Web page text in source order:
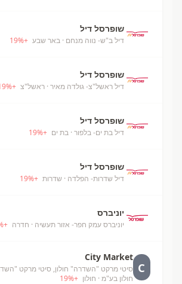
שופרסל דיל
דיל ב"ש- נווה מנחם · באר שבע +
19%
שופרסל דיל
דיל ראשל"צ- גולדה מאיר · ראשל"צ +
%
שופרסל דיל
דיל בת ים- בלפור · בת ים +
19%
שופרסל דיל
דיל שדרות- הפלדה · שדרות +
19%
יוניברס
יוניברס עמק חפר- אזור תעשיה · חדרה +
C
City Market
סיטי מרקט "השדרה" חולון, סיטי מרקט
חולון בע"מ · חולון +
19%